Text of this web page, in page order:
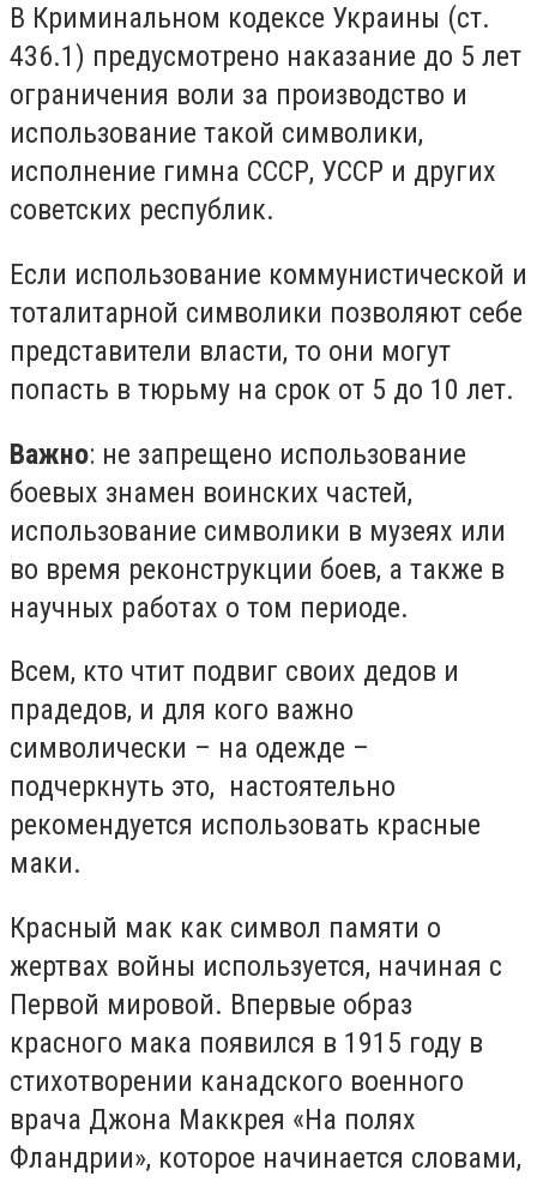
В Криминальном кодексе Украины (ст.
436.1) предусмотрено наказание до 5 лет
ограничения воли за производство и
использование такой символики,
исполнение гимна СССР, УССР и других
советских республик.
Если использование коммунистической и
тоталитарной символики позволяют себе
представители власти, то они могут
попасть в тюрьму на срок от 5 до 10 лет.
Важно: не запрещено использование
боевых знамен воинских частей,
использование символики в музеях или
во время реконструкции боев, а также в
научных работах о том периоде.
Всем, кто чтит подвиг своих дедов и
прадедов, и для кого важно
символически – на одежде –
подчеркнуть это, настоятельно
рекомендуется использовать красные
маки.
Красный мак как символ памяти о
жертвах войны используется, начиная с
Первой мировой. Впервые образ
красного мака появился в 1915 году в
стихотворении канадского военного
врача Джона Маккрея «На полях
Фландрии», которое начинается словами,